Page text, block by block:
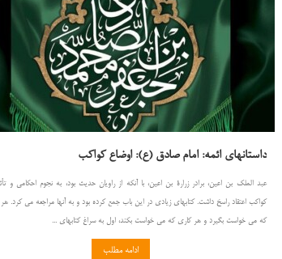
داستانهای ائمه: امام صادق (ع): اوضاع کواکب
عبد الملك بن اعین، برادر زرارة بن اعین، با آنكه از راویان حدیث بود، به نجوم احكامی و
كواكب اعتقاد راسخ داشت. كتابهای زیادی در این باب جمع كرده بود و به آنها مراجعه می كرد.
كه می خواست بگیرد و هر كاری كه می خواست بكند، اول به سراغ كتابهای ...
ادامه مطلب